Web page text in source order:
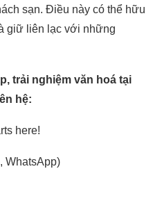
sạn. Điều này có thể hữu
giữ liên lạc với những
trải nghiệm văn hoá tại
hệ:
here!
WhatsApp)